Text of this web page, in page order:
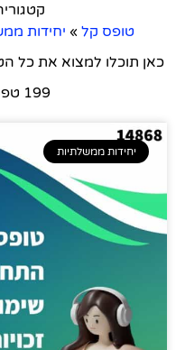
טופס קל » יחידות
כאן תוכלו למצוא את כל
199 טפסים בקטגוריה זו.
יחידות ממשלתיות